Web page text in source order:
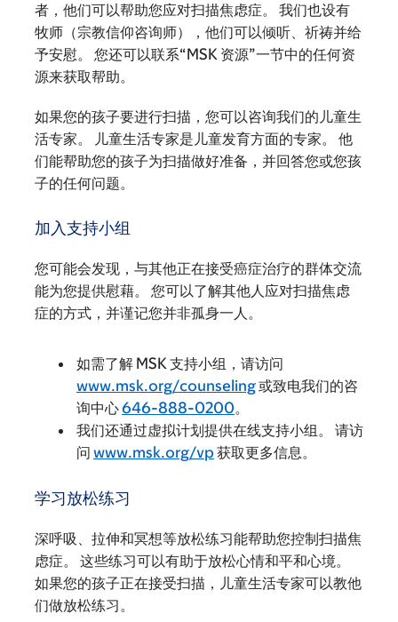
者，他们可以帮助您应对扫描焦虑症。 我们也设有
牧师（宗教信仰咨询师），他们可以倾听、祈祷并给
予安慰。 您还可以联系“MSK 资源”一节中的任何资
源来获取帮助。
如果您的孩子要进行扫描，您可以咨询我们的儿童生
活专家。 儿童生活专家是儿童发育方面的专家。 他
们能帮助您的孩子为扫描做好准备，并回答您或您孩
子的任何问题。
加入支持小组
您可能会发现，与其他正在接受癌症治疗的群体交流
能为您提供慰藉。 您可以了解其他人应对扫描焦虑
症的方式，并谨记您并非孤身一人。
如需了解 MSK 支持小组，请访问
www.msk.org/counseling或致电我们的咨
询中心646-888-0200。
我们还通过虚拟计划提供在线支持小组。 请访
问 www.msk.org/vp 获取更多信息。
学习放松练习
深呼吸、拉伸和冥想等放松练习能帮助您控制扫描焦
虑症。 这些练习可以有助于放松心情和平和心境。
如果您的孩子正在接受扫描，儿童生活专家可以教他
们做放松练习。